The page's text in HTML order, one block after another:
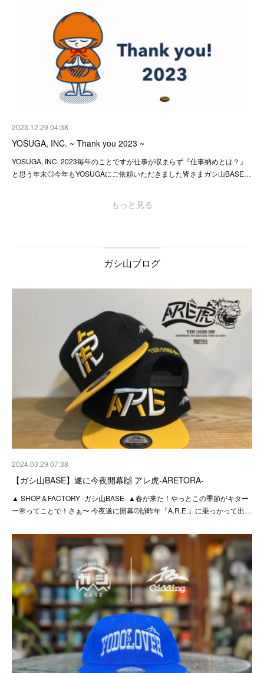
2023.12.29 04:38
YOSUGA, INC. ~ Thank you 2023 ~
YOSUGA, INC. 2023毎年のことですが仕事が収まらず『仕事納めとは？』
と思う年末🙄今年もYOSUGAにご依頼いただきました皆さまガシ山BASE…
もっと見る
ガシ山ブログ
2024.03.29 07:38
【ガシ山BASE】遂に今夜開幕🙌 アレ虎-ARETORA-
▲ SHOP＆FACTORY -ガシ山BASE- ▲春が来た！やっとこの季節がキター
ー🌸ってことで！さぁ〜 今夜遂に開幕⚾️🙌昨年『A.R.E.』に乗っかって出…